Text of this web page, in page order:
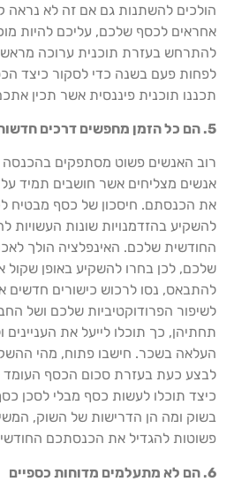
הולכים להשתנות גם אם זה לא נראה
אחראים לכסף שלכם, עליכם להיות
להתרחש בעזרת תוכנית ערוכה מראש.
לפחות פעם בשנה כדי לסקור כיצד
תכננו תוכנית פיננסית אשר תכין
5. הם כל הזמן מחפשים דרכים חדשות להגדיל את הכנסתם
רוב האנשים פשוט מסתפקים
אנשים מצליחים אשר חושבים תמיד
את הכנסתם. חיסכון של כסף מבטיח
להשקיע בהזדמנויות שונות העשויות
החודשית שלכם. האינפלציה הולך
שלכם, לכן בחרו להשקיע באופן
להתבאס, נסו לרכוש כישורים חדשים
לשיפור הפרודוקטיביות שלכם ושל
תחתיהן, כך תוכלו לייעל את
העלאה בשכר. חישבו פתוח, מהי
לבצע כעת בעזרת סכום הכסף העומד
כיצד תוכלו לעשות כסף מבלי לסכן
בשוק ומה הן הדרישות של השוק,
פשוטות להגדיל את הכנסתכם
6. הם לא מתעלמים מדוחות כספיים